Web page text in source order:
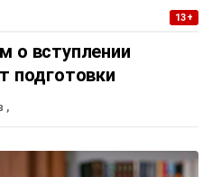
13+
о вступлении
подготовки
,